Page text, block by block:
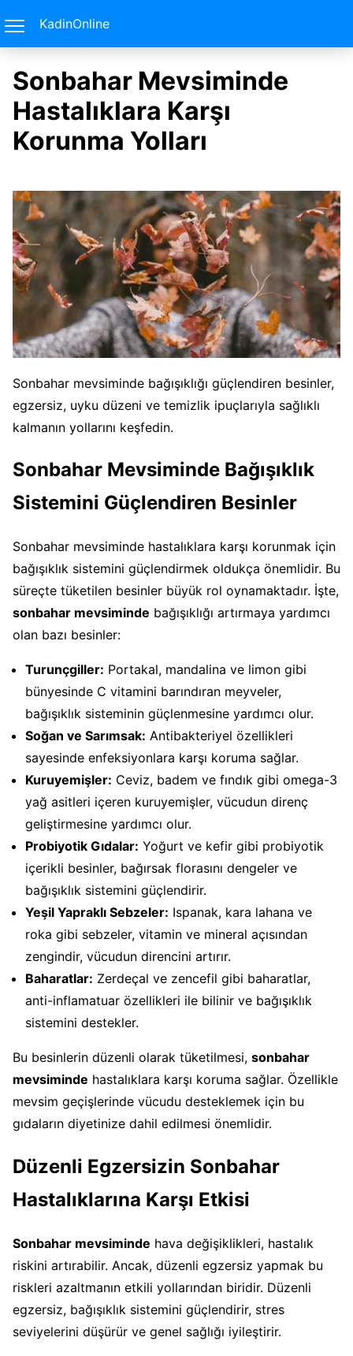
KadinOnline
Sonbahar Mevsiminde
Hastalıklara Karşı
Korunma Yolları
Sonbahar mevsiminde bağışıklığı güçlendiren besinler,
egzersiz, uyku düzeni ve temizlik ipuçlarıyla sağlıklı
kalmanın yollarını keşfedin.
Sonbahar Mevsiminde Bağışıklık
Sistemini Güçlendiren Besinler
Sonbahar mevsiminde hastalıklara karşı korunmak için
bağışıklık sistemini güçlendirmek oldukça önemlidir. Bu
süreçte tüketilen besinler büyük rol oynamaktadır. İşte,
sonbahar mevsiminde bağışıklığı artırmaya yardımcı
olan bazı besinler:
Turunçgiller: Portakal, mandalina ve limon gibi
bünyesinde C vitamini barındıran meyveler,
bağışıklık sisteminin güçlenmesine yardımcı olur.
Soğan ve Sarımsak: Antibakteriyel özellikleri
sayesinde enfeksiyonlara karşı koruma sağlar.
Kuruyemişler: Ceviz, badem ve fındık gibi omega-3
yağ asitleri içeren kuruyemişler, vücudun direnç
geliştirmesine yardımcı olur.
Probiyotik Gıdalar: Yoğurt ve kefir gibi probiyotik
içerikli besinler, bağırsak florasını dengeler ve
bağışıklık sistemini güçlendirir.
Yeşil Yapraklı Sebzeler: Ispanak, kara lahana ve
roka gibi sebzeler, vitamin ve mineral açısından
zengindir, vücudun direncini artırır.
Baharatlar: Zerdeçal ve zencefil gibi baharatlar,
anti-inflamatuar özellikleri ile bilinir ve bağışıklık
sistemini destekler.
Bu besinlerin düzenli olarak tüketilmesi, sonbahar
mevsiminde hastalıklara karşı koruma sağlar. Özellikle
mevsim geçişlerinde vücudu desteklemek için bu
gıdaların diyetinize dahil edilmesi önemlidir.
Düzenli Egzersizin Sonbahar
Hastalıklarına Karşı Etkisi
Sonbahar mevsiminde hava değişiklikleri, hastalık
riskini artırabilir. Ancak, düzenli egzersiz yapmak bu
riskleri azaltmanın etkili yollarından biridir. Düzenli
egzersiz, bağışıklık sistemini güçlendirir, stres
seviyelerini düşürür ve genel sağlığı iyileştirir.